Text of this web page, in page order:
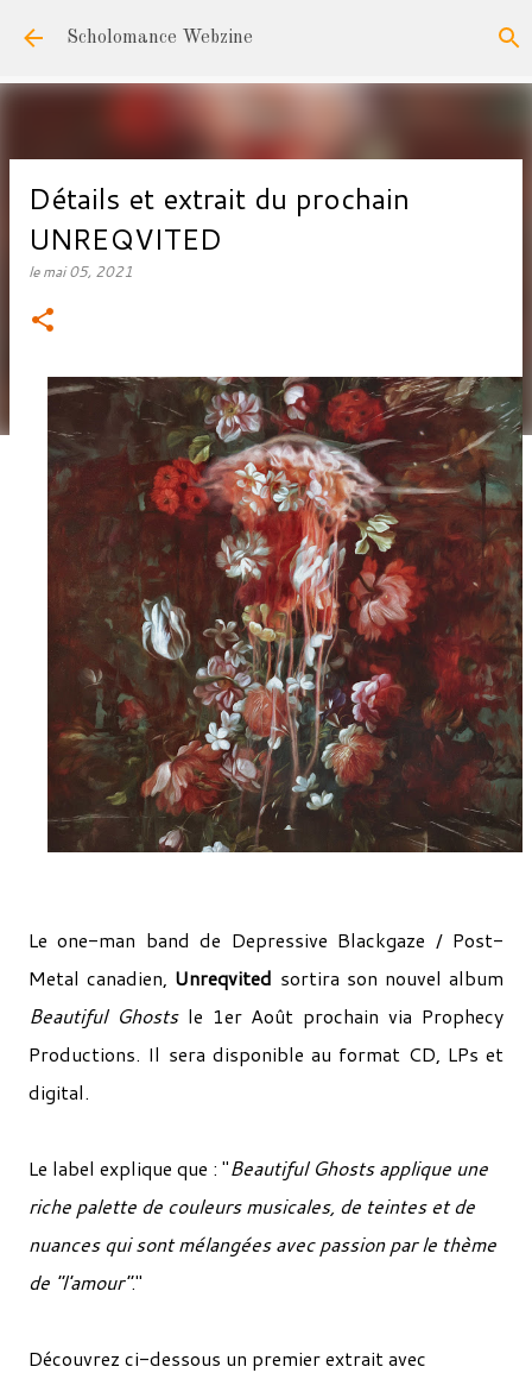
Accéder au contenu principal
Scholomance Webzine
Détails et extrait du prochain
UNREQVITED
lemai 05, 2021
Le one-man band de Depressive Blackgaze / Post-
Metal canadien, Unreqvited sortira son nouvel album
Beautiful Ghostsle 1er Août prochain via Prophecy
Productions. Il sera disponible au format CD, LPs et
digital.
Le label explique que : "Beautiful Ghosts applique une
riche palette de couleurs musicales, de teintes et de
nuances qui sont mélangées avec passion par le thème
de "l'amour"."
Découvrez ci-dessous un premier extrait avec